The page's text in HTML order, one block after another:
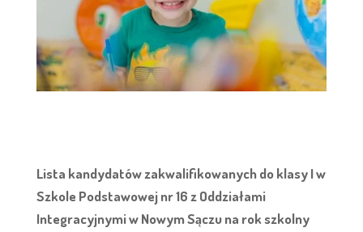
Lista kandydatów zakwalifikowanych do klasy I w
Szkole Podstawowej nr 16 z Oddziałami
Integracyjnymi w Nowym Sączu na rok szkolny